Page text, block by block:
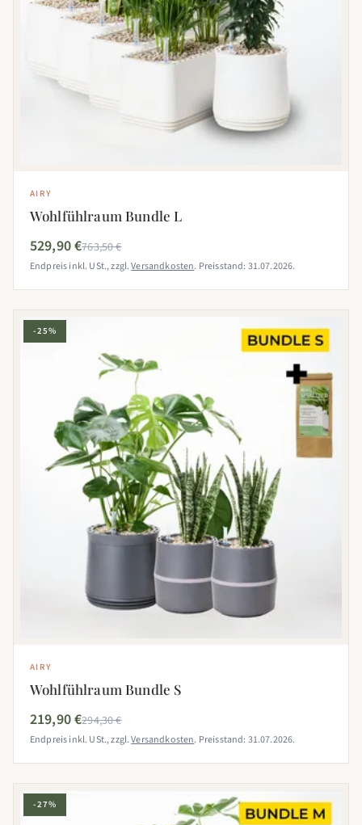
AIRY
Wohlfühlraum Bundle L
529,90 €763,50 €
Endpreis inkl. USt., zzgl.Versandkosten. Preisstand: 31.07.2026.
-25%
AIRY
Wohlfühlraum Bundle S
219,90 €294,30 €
Endpreis inkl. USt., zzgl.Versandkosten. Preisstand: 31.07.2026.
-27%